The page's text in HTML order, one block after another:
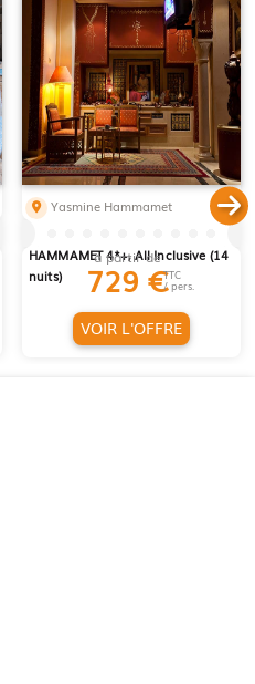
Yasmine Hammamet
HAMMAMET 4*+, All Inclusive (14
nuits)
à partir de
729 €TTC
/ pers.
VOIR L'OFFRE